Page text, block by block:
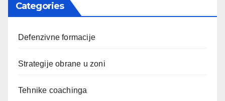
Categories
Defenzivne formacije
Strategije obrane u zoni
Tehnike coachinga